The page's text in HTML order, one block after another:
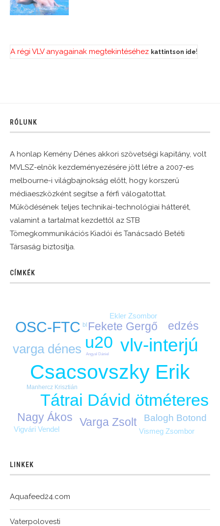
A régi VLV anyagainak megtekintéséhez kattintson ide!
RÓLUNK
A honlap Kemény Dénes akkori szövetségi kapitány, volt
MVLSZ-elnök kezdeményezésére jött létre a 2007-es
melbourne-i világbajnokság előtt, hogy korszerű
médiaeszközként segítse a férfi válogatottat.
Működésének teljes technikai-technológiai hátterét,
valamint a tartalmat kezdettől az STB
Tömegkommunikációs Kiadói és Tanácsadó Betéti
Társaság biztosítja.
CÍMKÉK
Csacsovszky Erik
vlv-interjú
Tátrai Dávid
u20
ötméteres
OSC-FTC
varga dénes
edzés
Fekete Gergő
Nagy Ákos Varga Zsolt Balogh Botond
Ekler Zsombor
Vigvári Vendel Vismeg Zsombor
bl
Manhercz Krisztián
Angyal Dániel
LINKEK
Aquafeed24.com
Vaterpolovesti